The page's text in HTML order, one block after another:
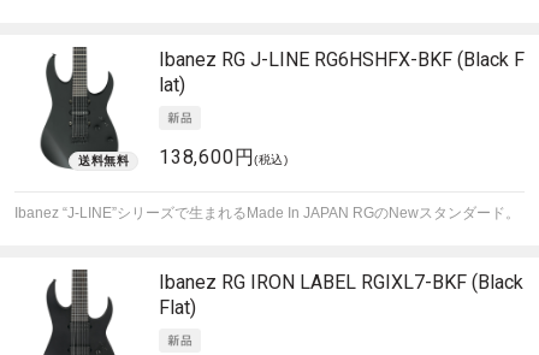
Ibanez RG J-LINE RG6HSHFX-BKF (Black F
lat)
138,600円(税込)
Ibanez “J-LINE”シリーズで生まれるMade In JAPAN RGのNewスタンダード。
Ibanez RG IRON LABEL RGIXL7-BKF (Black
Flat)